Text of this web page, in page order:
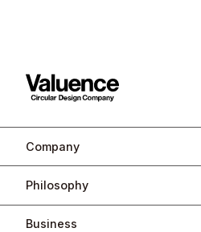
Company
Philosophy
Business